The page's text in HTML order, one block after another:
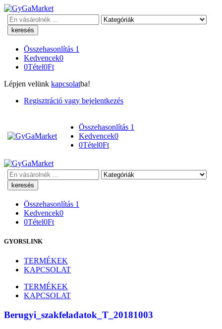
Keresés
Összehasonlítás 1
Kedvencek0
0Tétel0Ft
Lépjen velünk kapcsolatba!
Regisztráció vagy bejelentkezés
Összehasonlítás 1
Kedvencek0
0Tétel0Ft
Keresés
Összehasonlítás 1
Kedvencek0
0Tétel0Ft
GYORSLINK
TERMÉKEK
KAPCSOLAT
TERMÉKEK
KAPCSOLAT
Berugyi_szakfeladatok_T_20181003